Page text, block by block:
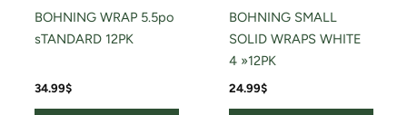
BOHNING WRAP 5.5po
sTANDARD 12PK
34.99$
BOHNING SMALL
SOLID WRAPS WHITE
4 »12PK
24.99$